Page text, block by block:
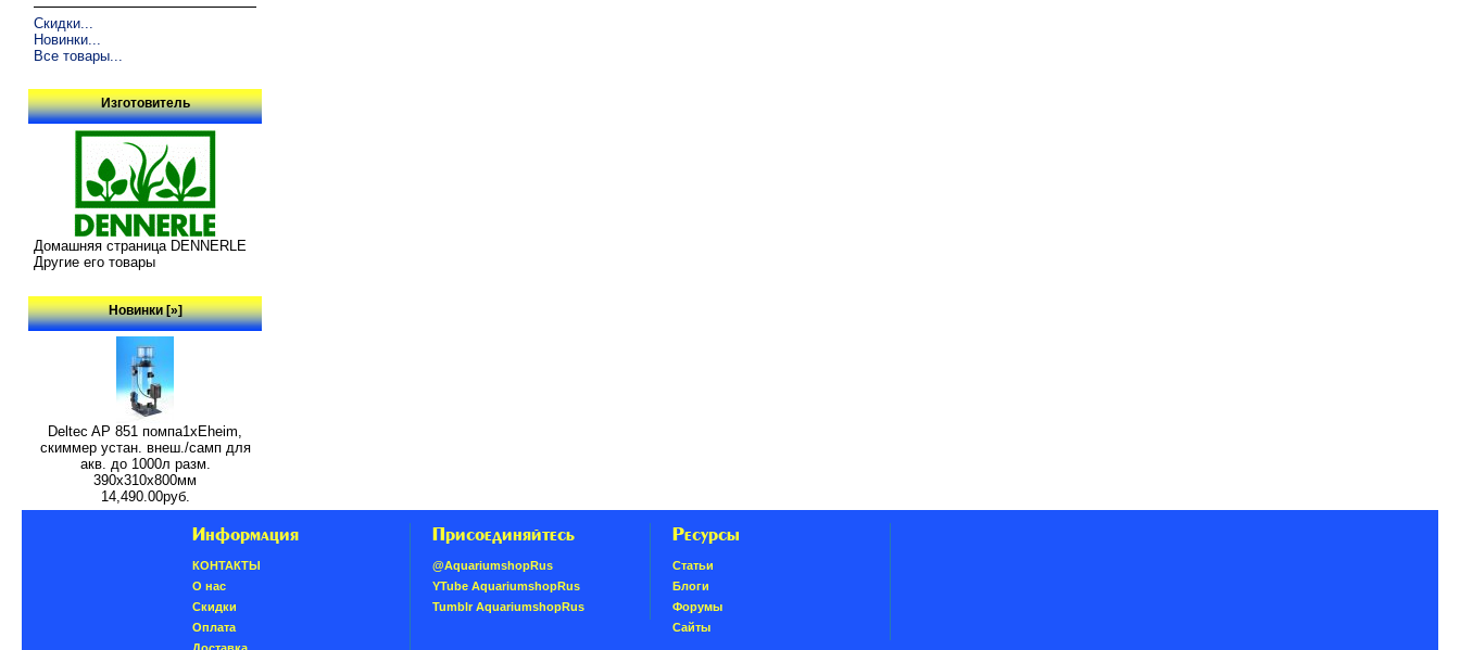
Скидки...
Новинки...
Все товары...
Изготовитель
Домашняя страница DENNERLE
Другие его товары
Новинки [»]
Deltec AP 851 помпа1xEheim,
скиммер устан. внеш./самп для
акв. до 1000л разм.
390х310х800мм
14,490.00руб.
Информация
КОНТАКТЫ
О нас
Скидки
Oплатa
Присоединяйтесь
@AquariumshopRus
YTube AquariumshopRus
Tumblr AquariumshopRus
Ресурсы
Статьи
Блоги
Форумы
Сайты